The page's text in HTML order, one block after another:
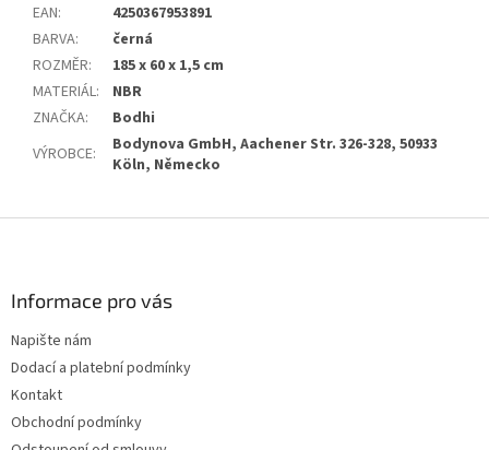
EAN:
4250367953891
BARVA:
černá
ROZMĚR:
185 x 60 x 1,5 cm
MATERIÁL:
NBR
ZNAČKA:
Bodhi
VÝROBCE:
Bodynova GmbH, Aachener Str. 326-328, 50933
Köln, Německo
Informace pro vás
Napište nám
Dodací a platební podmínky
Kontakt
Obchodní podmínky